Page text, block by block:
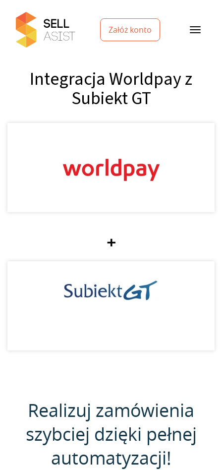
Załóż konto
Integracja Worldpay z
Subiekt GT
+
Realizuj zamówienia
szybciej dzięki pełnej
automatyzacji!